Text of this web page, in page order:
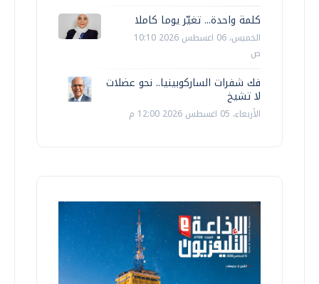
كلمة واحدة... تغيّر يوما كاملا
الخميس، 06 اغسطس 2026 10:10
ص
فك شفرات الساركوبينيا.. نحو عضلات
لا تشيخ
الأربعاء، 05 اغسطس 2026 12:00 م